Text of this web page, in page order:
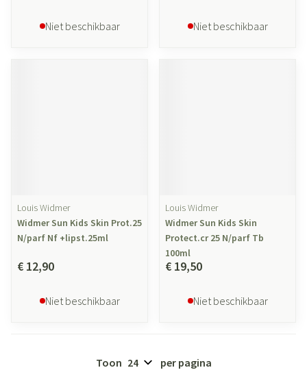
Niet beschikbaar Niet beschikbaar
Louis Widmer
Widmer Sun Kids Skin Prot.25
N/parf Nf +lipst.25ml
€ 12,90
Niet beschikbaar
Louis Widmer
Widmer Sun Kids Skin
Protect.cr 25 N/parf Tb
100ml
€ 19,50
Niet beschikbaar
Toon per pagina